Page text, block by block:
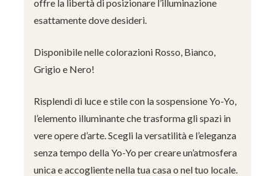
offre la libertà di posizionare l’illuminazione
esattamente dove desideri.
Disponibile nelle colorazioni Rosso, Bianco,
Grigio e Nero!
Risplendi di luce e stile con la sospensione Yo-Yo,
l’elemento illuminante che trasforma gli spazi in
vere opere d’arte. Scegli la versatilità e l’eleganza
senza tempo della Yo-Yo per creare un’atmosfera
unica e accogliente nella tua casa o nel tuo locale.